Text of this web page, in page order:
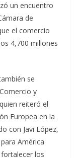
un encuentro
de
el comercio
4,700 millones
se
y
reiteró el
Europea en la
con Javi López,
América
los